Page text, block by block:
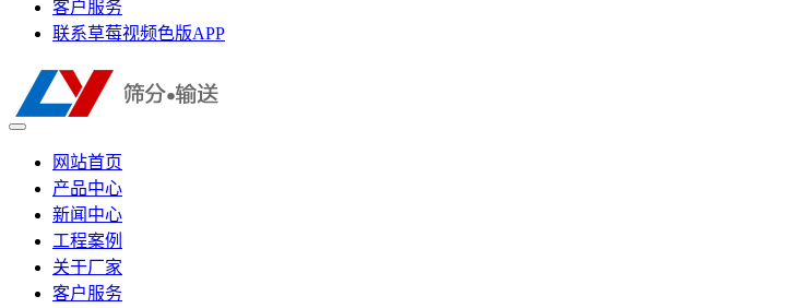
客户服务
联系草莓视频色版APP
网站首页
产品中心
新闻中心
工程案例
关于厂家
客户服务